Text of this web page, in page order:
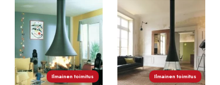
18270,00 €.
10799,00 €.
Ilmainen toimitus Ilmainen toimitus